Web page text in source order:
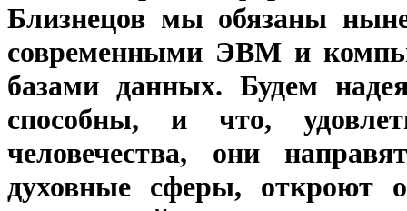
Близнецов мы обязаны
современными ЭВМ и
базами данных. Будем
способны, и что,
человечества, они
духовные сферы, откроют